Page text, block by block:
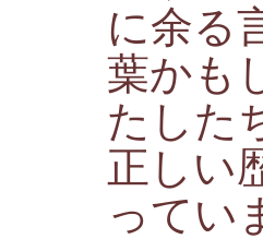
に余る
葉かも
たした
正しい
ってい